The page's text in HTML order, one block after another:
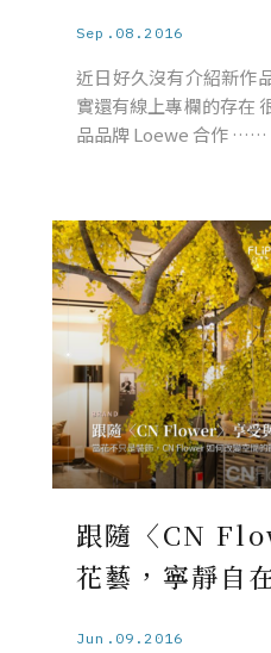
Sep.08.2016
近日好久沒有介紹新作
實還有線上專欄的存在
品品牌 Loewe 合作 ……
跟隨〈CN
花藝，寧靜自
Jun.09.2016